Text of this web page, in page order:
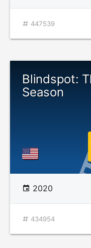
447539
Blindspot:
Season
2020
434954